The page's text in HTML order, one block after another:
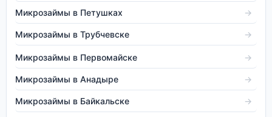
Микрозаймы в Петушках →
Микрозаймы в Трубчевске →
Микрозаймы в Первомайске →
Микрозаймы в Анадыре →
Микрозаймы в Байкальске →